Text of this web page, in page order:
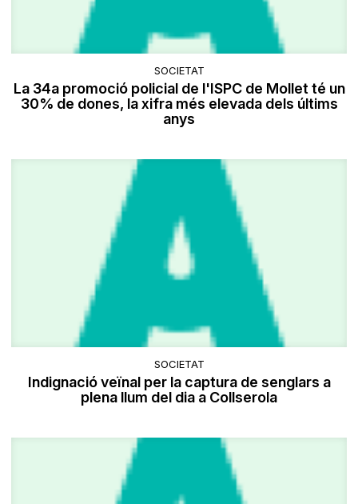
SOCIETAT
La 34a promoció policial de l'ISPC de Mollet té un
30% de dones, la xifra més elevada dels últims
anys
SOCIETAT
Indignació veïnal per la captura de senglars a
plena llum del dia a Collserola